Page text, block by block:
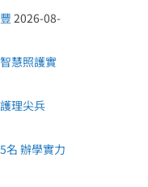
2026-08-
慧照護實
理尖兵
名 辦學實力